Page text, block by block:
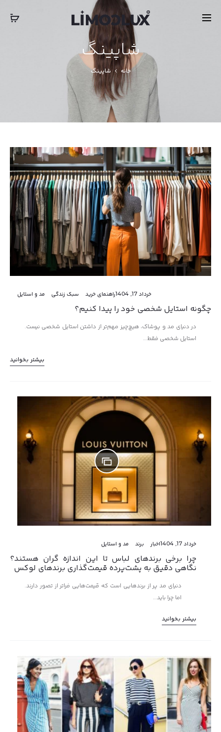
بستن
‎‎ ‎ International Express Shipping: 5-7 Business Days
شاپینگ
خانه شاپینگ
خرداد 17, 1404 راهنمای خرید سبک زندگی مد و استایل
چگونه استایل شخصی خود را پیدا کنیم؟
در دنیای مد و پوشاک، هیچ‌چیز مهم‌تر از داشتن استایل شخصی نیست.
استایل شخصی فقط…
بیشتر بخوانید
خرداد 17, 1404 اخبار برند مد و استایل
چرا برخی برندهای لباس تا این اندازه گران هستند؟
نگاهی دقیق به پشت‌پرده قیمت‌گذاری برندهای لوکس
دنیای مد پر از برندهایی است که قیمت‌هایی فراتر از تصور دارند.
اما چرا باید…
بیشتر بخوانید